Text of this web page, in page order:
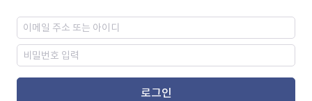
로그인